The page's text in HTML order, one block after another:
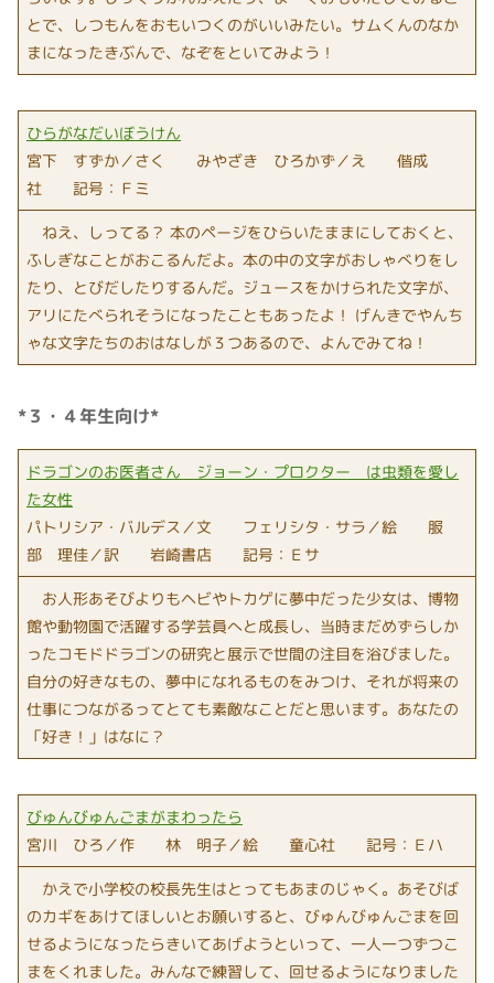
とで、しつもんをおもいつくのがいいみたい。サムくんのなか
まになったきぶんで、なぞをといてみよう！
ひらがなだいぼうけん
宮下 すずか／さく みやざき ひろかず／え 偕成
社 記号：Ｆミ
ねえ、しってる？ 本のページをひらいたままにしておくと、
ふしぎなことがおこるんだよ。本の中の文字がおしゃべりをし
たり、とびだしたりするんだ。ジュースをかけられた文字が、
アリにたべられそうになったこともあったよ！ げんきでやんち
ゃな文字たちのおはなしが３つあるので、よんでみてね！
*３・４年生向け*
ドラゴンのお医者さん ジョーン・プロクター は虫類を愛し
た女性
パトリシア・バルデス／文 フェリシタ・サラ／絵 服
部 理佳／訳 岩崎書店 記号：Ｅサ
お人形あそびよりもヘビやトカゲに夢中だった少女は、博物
館や動物園で活躍する学芸員へと成長し、当時まだめずらしか
ったコモドドラゴンの研究と展示で世間の注目を浴びました。
自分の好きなもの、夢中になれるものをみつけ、それが将来の
仕事につながるってとても素敵なことだと思います。あなたの
「好き！」はなに？
びゅんびゅんごまがまわったら
宮川 ひろ／作 林 明子／絵 童心社 記号：Ｅハ
かえで小学校の校長先生はとってもあまのじゃく。あそびば
のカギをあけてほしいとお願いすると、びゅんびゅんごまを回
せるようになったらきいてあげようといって、一人一つずつこ
まをくれました。みんなで練習して、回せるようになりました